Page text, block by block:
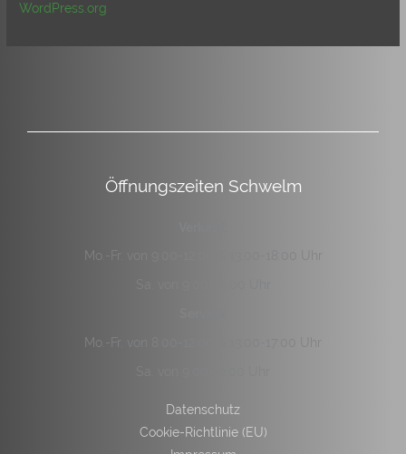
WordPress.org
Öffnungszeiten Schwelm
Mo.-Fr. von 9:00-12:00 & 13:00-18:00 Uhr
Mo.-Fr. von 8:00-12:00 & 13:00-17:00 Uhr
Datenschutz
Cookie-Richtlinie (EU)